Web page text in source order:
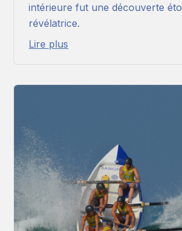
intérieure fut une découverte
révélatrice.
Lire plus